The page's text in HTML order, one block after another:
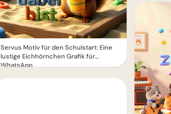
Servus Motiv für den Schulstart: Eine
lustige Eichhörnchen Grafik für
WhatsApp